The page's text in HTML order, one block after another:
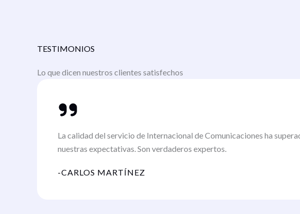
TESTIMONIOS
Lo que dicen nuestros clientes satisfechos
La calidad del servicio de Internacional de Comunicaciones ha
nuestras expectativas. Son verdaderos expertos.
-CARLOS MARTÍNEZ